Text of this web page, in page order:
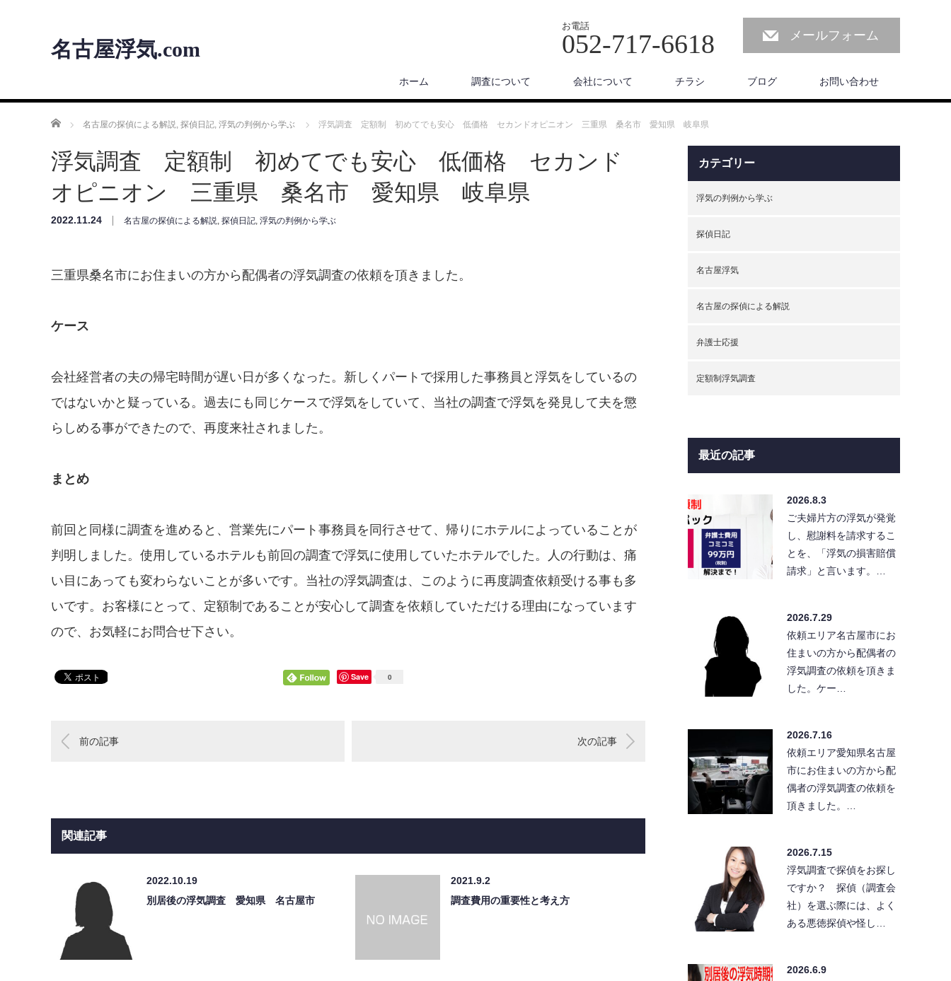
名古屋浮気.com
お電話
052-717-6618 メールフォーム
ホーム 調査について 会社について チラシ ブログ お問い合わせ
ホーム 名古屋の探偵による解説, 探偵日記, 浮気の判例から学ぶ 浮気調査 定額制 初めてでも安心 低価格 セカンドオピニオン 三重県 桑名市 愛知県 岐阜県
浮気調査 定額制 初めてでも安心 低価格 セカンド
オピニオン 三重県 桑名市 愛知県 岐阜県
2022.11.24 名古屋の探偵による解説, 探偵日記, 浮気の判例から学ぶ
三重県桑名市にお住まいの方から配偶者の浮気調査の依頼を頂きました。
ケース
会社経営者の夫の帰宅時間が遅い日が多くなった。新しくパートで採用した事務員と浮気をしているの
ではないかと疑っている。過去にも同じケースで浮気をしていて、当社の調査で浮気を発見して夫を懲
らしめる事ができたので、再度来社されました。
まとめ
前回と同様に調査を進めると、営業先にパート事務員を同行させて、帰りにホテルによっていることが
判明しました。使用しているホテルも前回の調査で浮気に使用していたホテルでした。人の行動は、痛
い目にあっても変わらないことが多いです。当社の浮気調査は、このように再度調査依頼受ける事も多
いです。お客様にとって、定額制であることが安心して調査を依頼していただける理由になっています
ので、お気軽にお問合せ下さい。
0
Save
前の記事 次の記事
関連記事
2022.10.19
別居後の浮気調査 愛知県 名古屋市
2021.9.2
調査費用の重要性と考え方
カテゴリー
浮気の判例から学ぶ
探偵日記
名古屋浮気
名古屋の探偵による解説
弁護士応援
定額制浮気調査
最近の記事
2026.8.3
ご夫婦片方の浮気が発覚
し、慰謝料を請求するこ
とを、「浮気の損害賠償
請求」と言います。…
2026.7.29
依頼エリア名古屋市にお
住まいの方から配偶者の
浮気調査の依頼を頂きま
した。ケー…
2026.7.16
依頼エリア愛知県名古屋
市にお住まいの方から配
偶者の浮気調査の依頼を
頂きました。…
2026.7.15
浮気調査で探偵をお探し
ですか？ 探偵（調査会
社）を選ぶ際には、よく
ある悪徳探偵や怪し…
2026.6.9